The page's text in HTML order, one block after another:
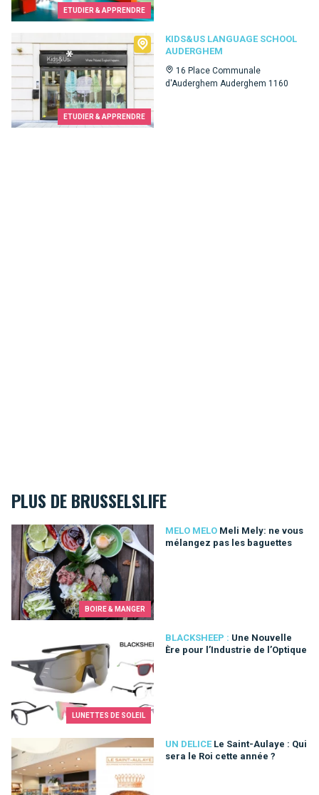
ETUDIER & APPRENDRE
ETUDIER & APPRENDRE
KIDS&US LANGUAGE SCHOOL
AUDERGHEM
16 Place Communale
d'Auderghem Auderghem 1160
Kids&Us language school Auderghem
PLUS DE BRUSSELSLIFE
BOIRE & MANGER
MELO MELO Meli Mely: ne vous
mélangez pas les baguettes
Meli Mely: ne vous mélangez pas les baguettes
LUNETTES DE SOLEIL
BLACKSHEEP : Une Nouvelle
Ère pour l’Industrie de l’Optique
Une Nouvelle Ère pour l’Industrie de l’Optique
UN DELICE Le Saint-Aulaye : Qui
sera le Roi cette année ?
Le Saint-Aulaye : Qui sera le Roi cette année ?